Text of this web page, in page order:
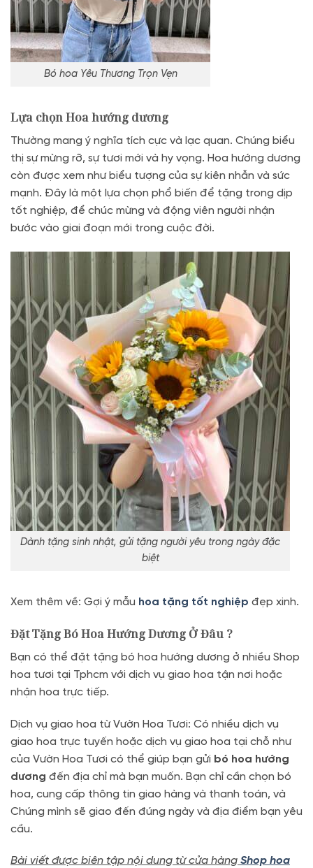
Bó hoa Yêu Thương Trọn Vẹn
Lựa chọn Hoa hướng dương
Thường mang ý nghĩa tích cực và lạc quan. Chúng biểu
thị sự mừng rỡ, sự tươi mới và hy vọng. Hoa hướng dương
còn được xem như biểu tượng của sự kiên nhẫn và sức
mạnh. Đây là một lựa chọn phổ biến để tặng trong dịp
tốt nghiệp, để chúc mừng và động viên người nhận
bước vào giai đoạn mới trong cuộc đời.
Dành tặng sinh nhật, gửi tặng người yêu trong ngày đặc
biệt
Xem thêm về: Gợi ý mẫu hoa tặng tốt nghiệp đẹp xinh.
Đặt Tặng Bó Hoa Hướng Dương Ở Đâu ?
Bạn có thể đặt tặng bó hoa hướng dương ở nhiều Shop
hoa tươi tại Tphcm với dịch vụ giao hoa tận nơi hoặc
nhận hoa trực tiếp.
Dịch vụ giao hoa từ Vườn Hoa Tươi: Có nhiều dịch vụ
giao hoa trực tuyến hoặc dịch vụ giao hoa tại chỗ như
của Vườn Hoa Tươi có thể giúp bạn gửi bó hoa hướng
dương đến địa chỉ mà bạn muốn. Bạn chỉ cần chọn bó
hoa, cung cấp thông tin giao hàng và thanh toán, và
Chúng mình sẽ giao đến đúng ngày và địa điểm bạn yêu
cầu.
Bài viết được biên tập nội dung từ cửa hàng Shop hoa